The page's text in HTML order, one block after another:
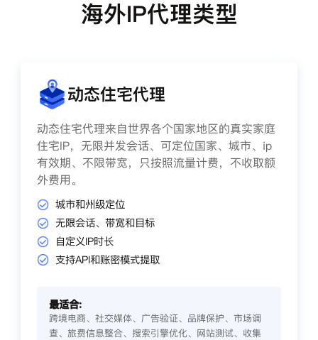
海外IP代理类型
动态住宅代理
动态住宅代理来自世界各个国家地区的真实家庭
住宅IP，无限并发会话、可定位国家、城市、ip
有效期、不限带宽，只按照流量计费，不收取额
外费用。
城市和州级定位
无限会话、带宽和目标
自定义IP时长
支持API和账密模式提取
最适合:
跨境电商、社交媒体、广告验证、品牌保护、市场调
查、旅费信息整合、搜索引擎优化、网站测试、收集